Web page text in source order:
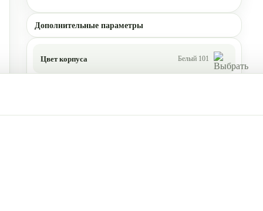
Дополнительные параметры
Цвет корпуса Белый 101